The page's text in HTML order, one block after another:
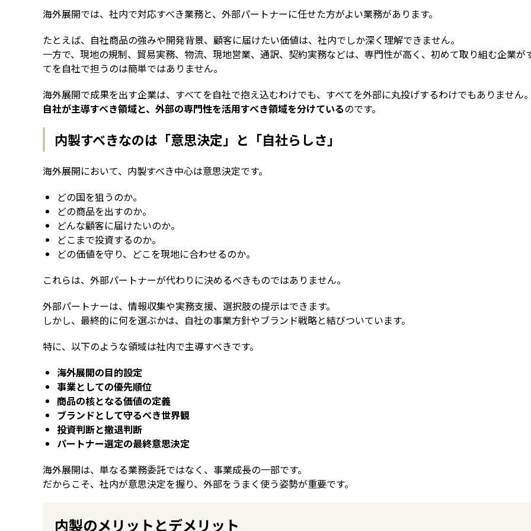
海外展開では、社内で対応すべき業務と、外部パートナーに任せた方がよい業務があります。
たとえば、自社商品の強みや開発背景、顧客に届けたい価値は、社内でしか深く理解できません。
一方で、現地の規制、貿易実務、物流、現地営業、通訳、契約実務などは、専門性が高く、初めて取り組む企業が
てを自社で担うのは簡単ではありません。
海外展開で成果を出す企業は、すべてを自社で抱え込むわけでも、すべてを外部に丸投げするわけでもありません
自社が主導すべき領域と、外部の専門性を活用すべき領域を分けているのです。
内製すべきなのは「意思決定」と「自社らしさ」
海外展開において、内製すべき中心は意思決定です。
どの国を狙うのか。
どの商品を出すのか。
どんな顧客に届けたいのか。
どこまで投資するのか。
どの価値を守り、どこを現地に合わせるのか。
これらは、外部パートナーが代わりに決めるべきものではありません。
外部パートナーは、情報収集や実務支援、選択肢の提示はできます。
しかし、最終的に何を選ぶかは、自社の事業方針やブランド戦略と結びついています。
特に、以下のような領域は社内で主導すべきです。
海外展開の目的設定
事業としての優先順位
商品の核となる価値の定義
ブランドとして守るべき世界観
投資判断と撤退判断
パートナー選定の最終意思決定
海外展開は、単なる業務委託ではなく、事業成長の一部です。
だからこそ、社内が意思決定を握り、外部をうまく使う姿勢が重要です。
内製のメリットとデメリット